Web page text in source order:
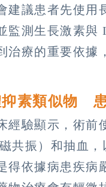
建議患者先使用
監測生長激素
治療的重要依據
素類似物
經驗顯示，術
共振）和抽血
得依據病患疾病